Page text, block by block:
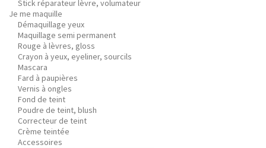
Stick réparateur lèvre, volumateur
Je me maquille
Démaquillage yeux
Maquillage semi permanent
Rouge à lèvres, gloss
Crayon à yeux, eyeliner, sourcils
Mascara
Fard à paupières
Vernis à ongles
Fond de teint
Poudre de teint, blush
Correcteur de teint
Crème teintée
Accessoires